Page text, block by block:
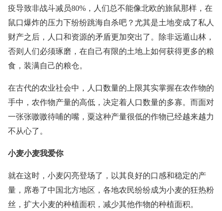
疫导致非战斗减员80%，人们总不能像北欧的旅鼠那样，在
鼠口爆炸的压力下纷纷跳海自杀吧？尤其是土地变成了私人
财产之后，人口和资源的矛盾更加突出了。除非远遁山林，
否则人们必须琢磨，在自己有限的土地上如何获得更多的粮
食，装满自己的粮仓。
在古代的农业社会中，人口数量的上限其实掌握在农作物的
手中，农作物产量的高低，决定着人口数量的多寡。而面对
一张张嗷嗷待哺的嘴，粟这种产量很低的作物已经越来越力
不从心了。
小麦小麦我爱你
就在这时，小麦闪亮登场了，以其良好的口感和稳定的产
量，席卷了中国北方地区，各地农民纷纷成为小麦的狂热粉
丝，扩大小麦的种植面积，减少其他作物的种植面积。